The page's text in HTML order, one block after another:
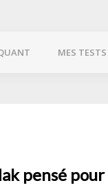
MES TESTS
pensé